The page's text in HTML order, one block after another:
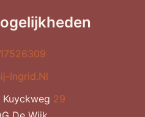
Ingrid.nl
29